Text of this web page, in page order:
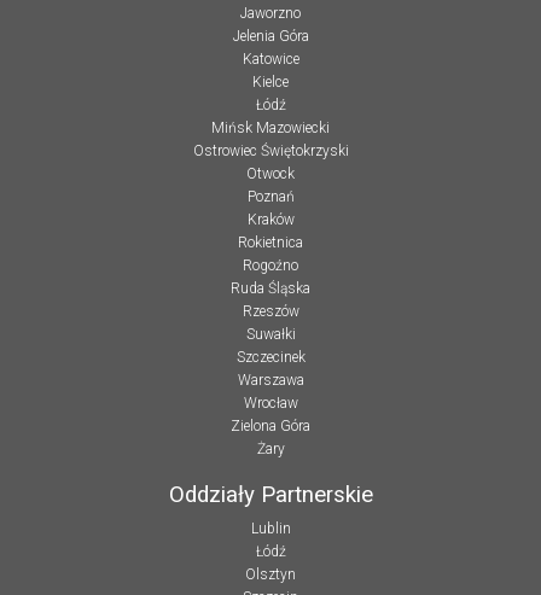
Jaworzno
Jelenia Góra
Katowice
Kielce
Łódź
Mińsk Mazowiecki
Ostrowiec Świętokrzyski
Otwock
Poznań
Kraków
Rokietnica
Rogoźno
Ruda Śląska
Rzeszów
Suwałki
Szczecinek
Warszawa
Wrocław
Zielona Góra
Żary
Oddziały Partnerskie
Lublin
Łódź
Olsztyn